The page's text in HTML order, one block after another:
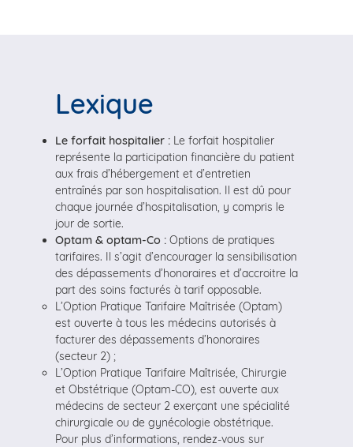
Lexique
Le forfait hospitalier : Le forfait hospitalier
représente la participation financière du patient
aux frais d’hébergement et d’entretien
entraînés par son hospitalisation. Il est dû pour
chaque journée d’hospitalisation, y compris le
jour de sortie.
Optam & optam-Co : Options de pratiques
tarifaires. Il s’agit d’encourager la sensibilisation
des dépassements d’honoraires et d’accroitre la
part des soins facturés à tarif opposable.
L’Option Pratique Tarifaire Maîtrisée (Optam)
est ouverte à tous les médecins autorisés à
facturer des dépassements d’honoraires
(secteur 2) ;
L’Option Pratique Tarifaire Maîtrisée, Chirurgie
et Obstétrique (Optam-CO), est ouverte aux
médecins de secteur 2 exerçant une spécialité
chirurgicale ou de gynécologie obstétrique.
Pour plus d’informations, rendez-vous sur